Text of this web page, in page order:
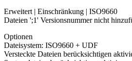
Erweitert | Einschränkung | ISO9660
Dateien ';1' Versionsnummer nicht
Optionen
Dateisystem: ISO9660 + UDF
Versteckte Dateien berücksichtigen